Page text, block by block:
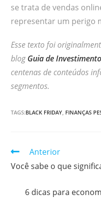
se trata de vendas
representar um perigo
Esse texto foi
blogGuia de
centenas de conteúdos
segmentos.
TAGS:BLACK FRIDAY FINANÇAS
Continuar
lendo
Anterior
Você sabe o que
6 dicas para